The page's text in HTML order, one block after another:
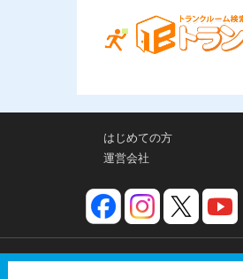
はじめての方
運営会社